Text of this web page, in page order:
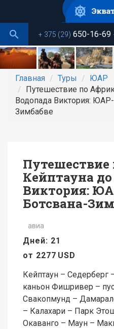
основному
содержанию+ 375 (29) 650-16-69
Главная Туры
ЮАР
Путешествие по
Водопада Виктория:
Зимбабве
Путешествие
Кейптауна
Виктория:
Ботсвана-
авиа
Дней: 21
от 2277 USD
Кейптаун – Седерберг
каньон Фишривер –
Свакопмунд –
– Калахари – Парк
Окаванго – Маун –